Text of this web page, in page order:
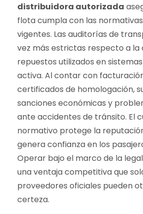
distribuidora autorizada
flota cumpla con las
vigentes. Las auditorías de
vez más estrictas respecto a la
repuestos utilizados en
activa. Al contar con
certificados de homologación,
sanciones económicas y
ante accidentes de tránsito. El
normativo protege la
genera confianza en los
Operar bajo el marco de la
una ventaja competitiva que
proveedores oficiales pueden
certeza.